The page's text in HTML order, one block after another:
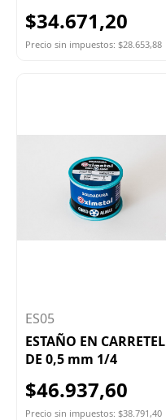
$34.671,20
Precio sin impuestos: $28.653,88
ES05
ESTAÑO EN CARRETEL
DE 0,5 mm 1/4
$46.937,60
Precio sin impuestos: $38.791,40